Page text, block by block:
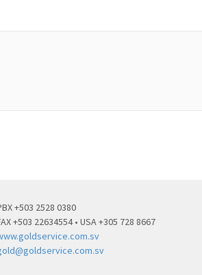
+503 2528 0380
+503 22634554 • USA +305 728 8667